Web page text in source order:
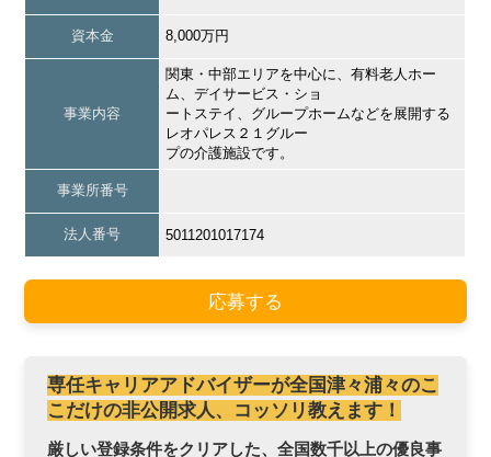
資本金 8,000万円
事業内容
関東・中部エリアを中心に、有料老人ホー
ム、デイサービス・ショ
ートステイ、グループホームなどを展開する
レオパレス２１グルー
プの介護施設です。
事業所番号
法人番号 5011201017174
応募する
専任キャリアアドバイザーが全国津々浦々のこ
こだけの非公開求人、コッソリ教えます！
厳しい登録条件をクリアした、全国数千以上の優良事